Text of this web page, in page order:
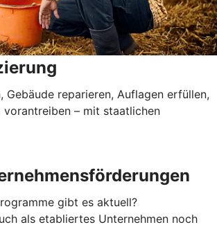
Gebäude reparieren, Auflagen erfüllen,
– mit staatlichen
gibt es aktuell?
als etabliertes Unternehmen noch